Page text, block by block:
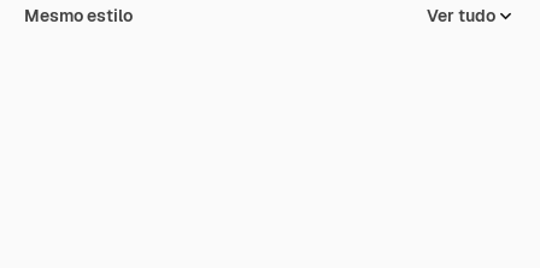
Mesmo estilo Ver tudo